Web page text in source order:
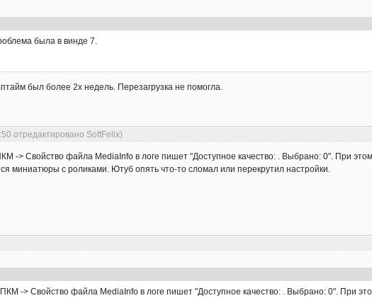
была в винде 7.
был более 2х недель. Перезагрузка не помогла.
отредактировано SoftFelix)
-> Свойство файла MediaInfo в логе пишет "Доступное качество: . Выбрано: 0". При
миниатюры с роликами. Ютуб опять что-то сломал или перекрутил настройки.
-> Свойство файла MediaInfo в логе пишет "Доступное качество: . Выбрано: 0". При